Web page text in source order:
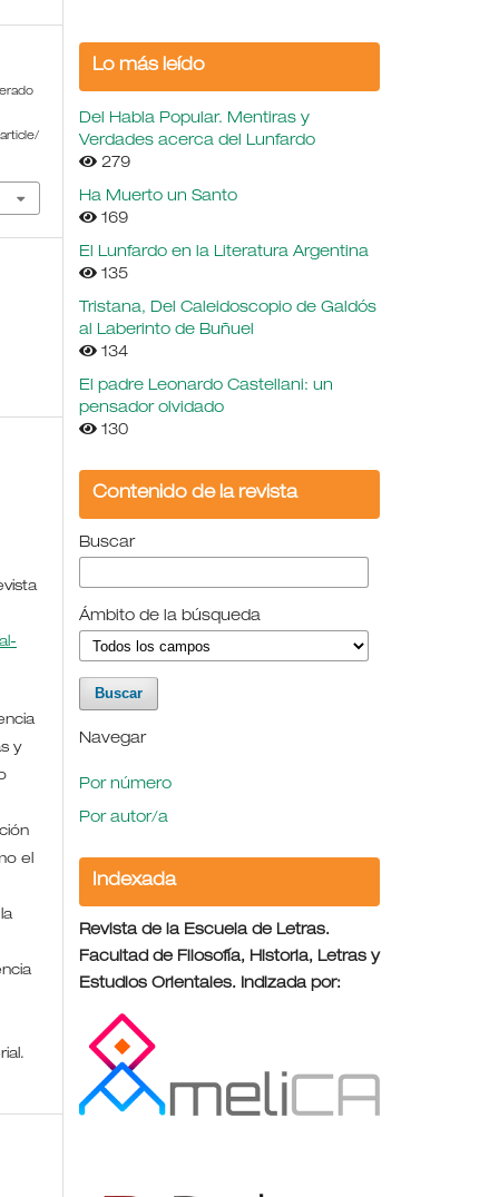
y
el
Lo más leído
Del Habla Popular. Mentiras y
Verdades acerca del Lunfardo
279
Ha Muerto un Santo
169
El Lunfardo en la Literatura Argentina
135
Tristana, Del Caleidoscopio de Galdós
al Laberinto de Buñuel
134
El padre Leonardo Castellani: un
pensador olvidado
130
Contenido de la revista
Buscar
Ámbito de la búsqueda
Navegar
Por número
Por autor/a
Indexada
Revista de la Escuela de Letras.
Facultad de Filosofía, Historia, Letras y
Estudios Orientales. Indizada por: